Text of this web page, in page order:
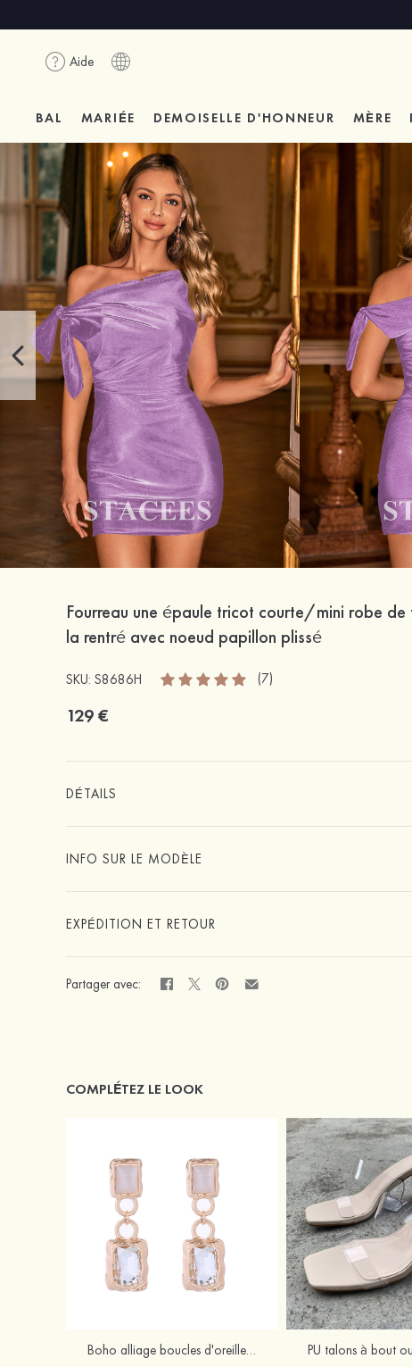
Aide
BAL MARIÉE DEMOISELLE D'HONNEUR MÈRE
Fourreau une épaule tricot courte/mini robe
la rentré avec noeud papillon plissé
SKU: S8686H (7)
129 €
DÉTAILS
INFO SUR LE MODÈLE
EXPÉDITION ET RETOUR
Partager avec:
COMPLÉTEZ LE LOOK
Boho alliage boucles d'oreilles avec strass